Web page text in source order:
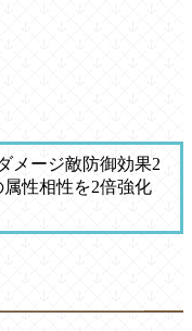
メージ敵防御効果2
性相性を2倍強化